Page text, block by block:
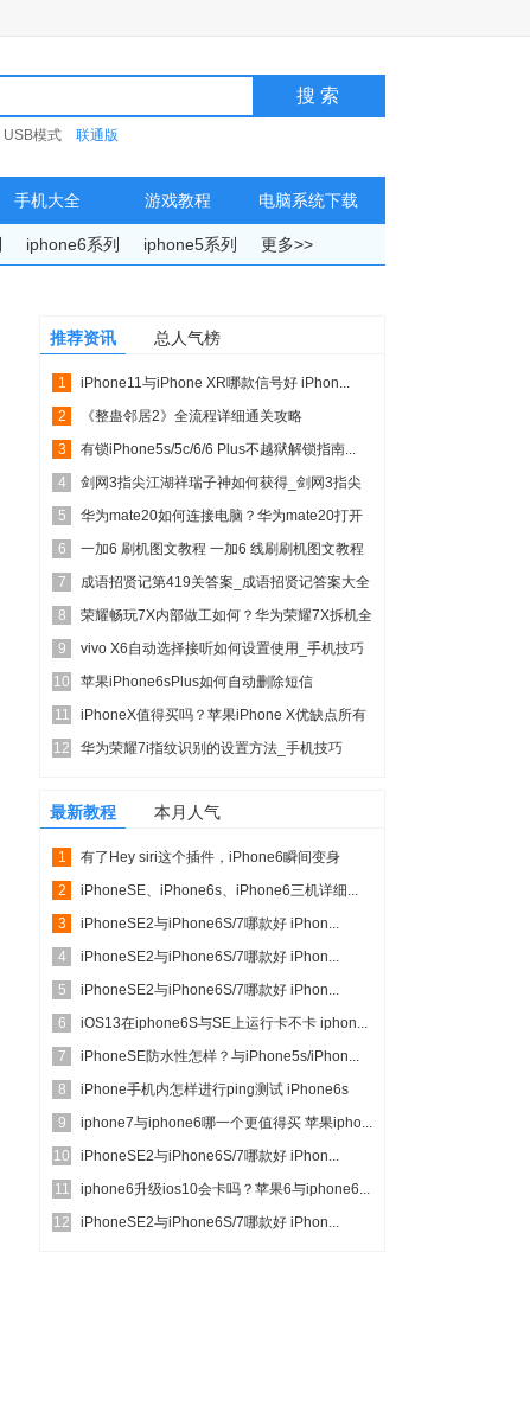
USB模式 联通版
手机大全 游戏教程 电脑系统下载
iphone6系列 iphone5系列 更多>>
推荐资讯 总人气榜
1
iPhone11与iPhone XR哪款信号好 iPhon...
2
《整蛊邻居2》全流程详细通关攻略
3
有锁iPhone5s/5c/6/6 Plus不越狱解锁指南...
4
剑网3指尖江湖祥瑞子神如何获得_剑网3指尖
江湖祥瑞子神取得...
5
华为mate20如何连接电脑？华为mate20打开
usb调...
6
一加6 刷机图文教程 一加6 线刷刷机图文教程
7
成语招贤记第419关答案_成语招贤记答案大全
8
荣耀畅玩7X内部做工如何？华为荣耀7X拆机全
过程评测图解
9
vivo X6自动选择接听如何设置使用_手机技巧
10
苹果iPhone6sPlus如何自动删除短信
_iphone...
11
iPhoneX值得买吗？苹果iPhone X优缺点所有
方面...
12 华为荣耀7i指纹识别的设置方法_手机技巧
最新教程 本月人气
1
有了Hey siri这个插件，iPhone6瞬间变身
Mot...
2
iPhoneSE、iPhone6s、iPhone6三机详细...
3
iPhoneSE2与iPhone6S/7哪款好 iPhon...
4
iPhoneSE2与iPhone6S/7哪款好 iPhon...
5
iPhoneSE2与iPhone6S/7哪款好 iPhon...
6
iOS13在iphone6S与SE上运行卡不卡 iphon...
7
iPhoneSE防水性怎样？与iPhone5s/iPhon...
8
iPhone手机内怎样进行ping测试 iPhone6s
完...
9
iphone7与iphone6哪一个更值得买 苹果ipho...
10
iPhoneSE2与iPhone6S/7哪款好 iPhon...
11
iphone6升级ios10会卡吗？苹果6与iphone6...
12
iPhoneSE2与iPhone6S/7哪款好 iPhon...